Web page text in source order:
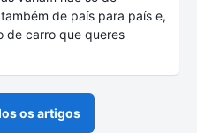
de país para país e,
de carro que queres
os artigos